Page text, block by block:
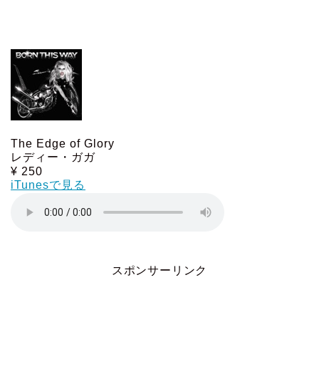
The Edge of Glory
レディー・ガガ
¥ 250
iTunesで見る
スポンサーリンク